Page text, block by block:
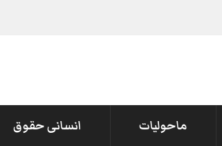
ماحولیات انسانی حقوق